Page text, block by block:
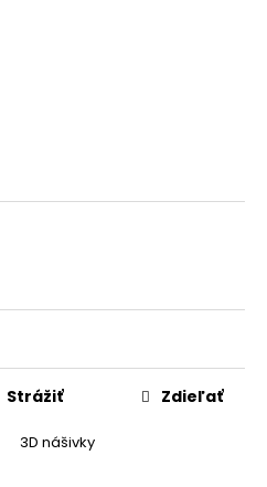
3D nášivky
Strážiť Zdieľať